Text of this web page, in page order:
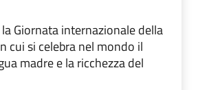
Giornata internazionale della
cui si celebra nel mondo il
madre e la ricchezza del